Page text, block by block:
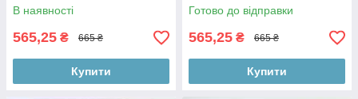
розмір 23 - устілка 14,8 см
В наявності
565,25 ₴ 665 ₴
Купити
Готово до відправки
565,25 ₴ 665 ₴
Купити